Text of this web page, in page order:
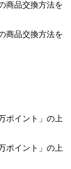
商品交換方法を
商品交換方法を
ポイント」の上
ポイント」の上